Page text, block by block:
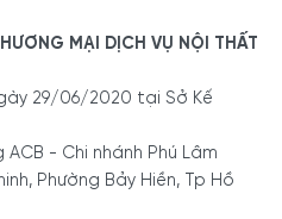
MẠI DỊCH VỤ NỘI THẤT
29/06/2020 tại Sở Kế
ACB - Chi nhánh Phú Lâm
Phường Bảy Hiền, Tp Hồ